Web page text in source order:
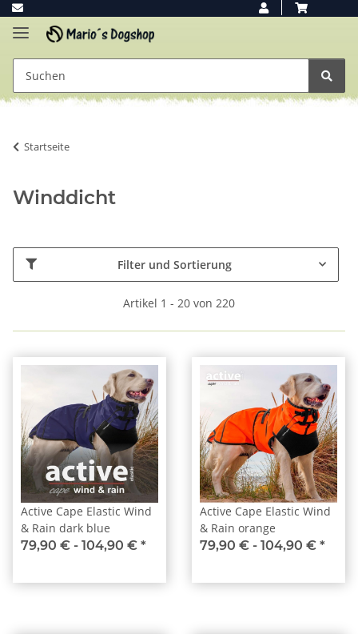
Startseite
Winddicht
Filter und Sortierung
Artikel 1 - 20 von 220
Active Cape Elastic Wind
& Rain dark blue
79,90 € - 104,90 € *
Active Cape Elastic Wind
& Rain orange
79,90 € - 104,90 € *